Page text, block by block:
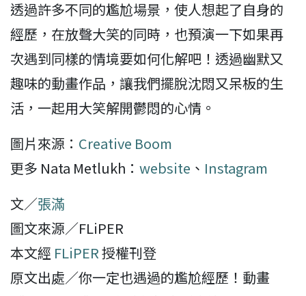
透過許多不同的尷尬場景，使人想起了自身的
經歷，在放聲大笑的同時，也預演一下如果再
次遇到同樣的情境要如何化解吧！透過幽默又
趣味的動畫作品，讓我們擺脫沈悶又呆板的生
活，一起用大笑解開鬱悶的心情。
圖片來源： Creative Boom
更多 Nata Metlukh： website 、 Instagram
文／張滿
圖文來源／FLiPER
本文經 FLiPER授權刊登
原文出處／你一定也遇過的尷尬經歷！動畫